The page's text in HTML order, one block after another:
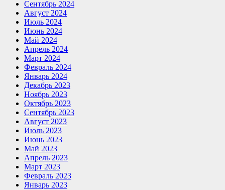
Сентябрь 2024
Август 2024
Июль 2024
Июнь 2024
Май 2024
Апрель 2024
Март 2024
Февраль 2024
Январь 2024
Декабрь 2023
Ноябрь 2023
Октябрь 2023
Сентябрь 2023
Август 2023
Июль 2023
Июнь 2023
Май 2023
Апрель 2023
Март 2023
Февраль 2023
Январь 2023